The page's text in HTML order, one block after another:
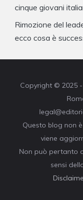
cinque giovani
Rimozione del
ecco cosa è
Copyright © 2025
Questo blog non
viene
Non può pertanto
sensi